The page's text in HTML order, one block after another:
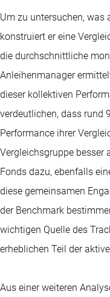
Um zu untersuchen, was
konstruiert er eine
die durchschnittliche
Anleihenmanager
dieser kollektiven
verdeutlichen, dass rund
Performance ihrer
Vergleichsgruppe besser
Fonds dazu, ebenfalls
diese gemeinsamen
der Benchmark
wichtigen Quelle des
erheblichen Teil der
Aus einer weiteren